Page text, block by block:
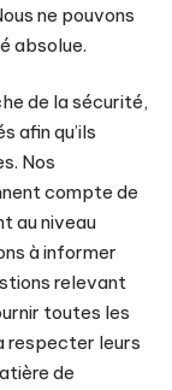
ne pouvons
absolue.
de la sécurité,
afin qu’ils
Nos
compte de
au niveau
à informer
relevant
toutes les
respecter leurs
de